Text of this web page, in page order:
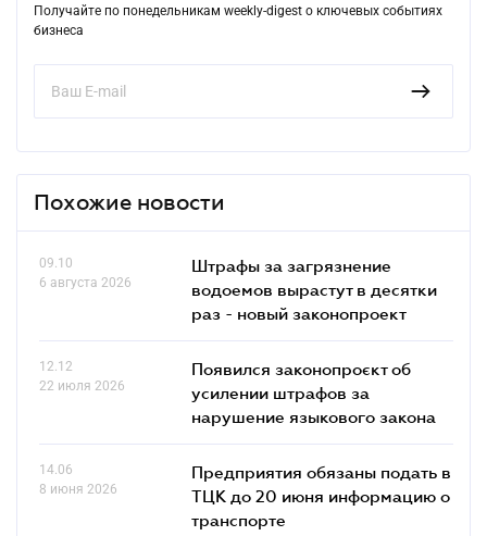
Получайте по понедельникам weekly-digest о ключевых событиях
бизнеса
Похожие новости
09.10
6 августа 2026
Штрафы за загрязнение
водоемов вырастут в десятки
раз - новый законопроект
12.12
22 июля 2026
Появился законопроєкт об
усилении штрафов за
нарушение языкового закона
14.06
8 июня 2026
Предприятия обязаны подать в
ТЦК до 20 июня информацию о
транспорте